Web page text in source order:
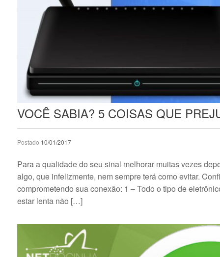
VOCÊ SABIA? 5 COISAS QUE
Postado 10/01/2017
Para a qualidade do seu sinal melhorar muitas vezes
algo, que infelizmente, nem sempre terá como evitar.
comprometendo sua conexão: 1 – Todo o tipo de
estar lenta não […]